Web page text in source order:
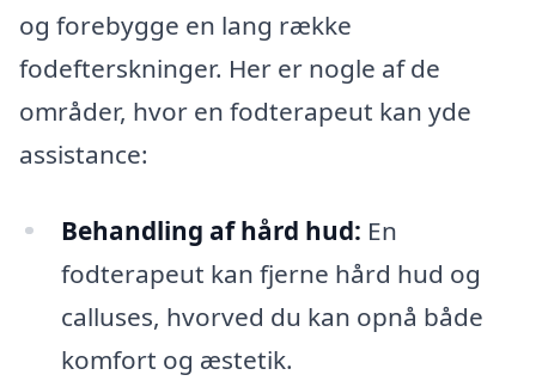
og forebygge en lang række
fodefterskninger. Her er nogle af de
områder, hvor en fodterapeut kan yde
assistance:
Behandling af hård hud: En
fodterapeut kan fjerne hård hud og
calluses, hvorved du kan opnå både
komfort og æstetik.